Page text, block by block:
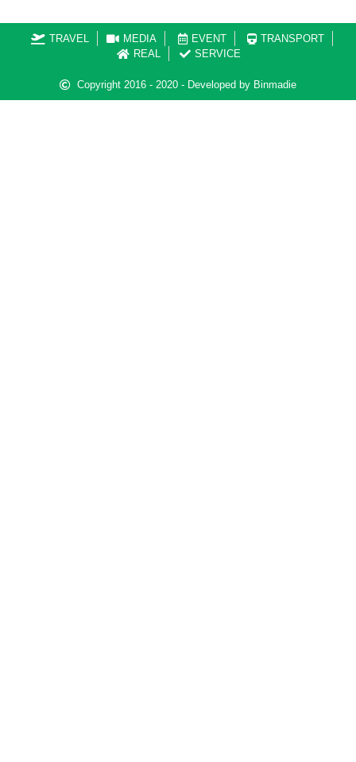
Copyright 2016 - 2020 - Developed by Binmadie
TRAVEL MEDIA EVENT
TRANSPORT
REAL
SERVICE